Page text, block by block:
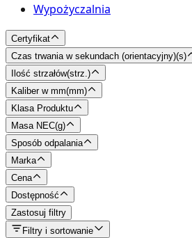
Wypożyczalnia
Certyfikat
Czas trwania w sekundach (orientacyjny)(s)
Ilość strzałów(strz. )
Kaliber w mm(mm)
Klasa Produktu
Masa NEC(g)
Sposób odpalania
Marka
Cena
Dostępność
Zastosuj filtry
Filtry i sortowanie